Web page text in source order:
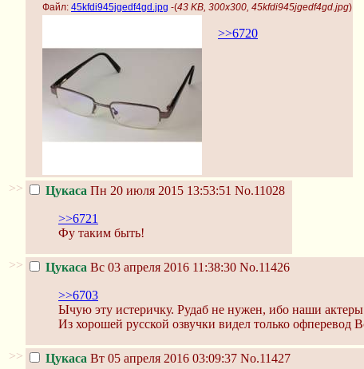
Файл: 45kfdi945jgedf4gd.jpg -(43 KB, 300x300, 45kfdi945jgedf4gd.jpg)
>>6720
>> Цукаса Пн 20 июля 2015 13:53:51 No.11028
>>6721
Фу таким быть!
>> Цукаса Вс 03 апреля 2016 11:38:30 No.11426
>>6703
Ычую эту истеричку. Рудаб не нужен, ибо наши
Из хорошей русской озвучки видел только офперевод
>> Цукаса Вт 05 апреля 2016 03:09:37 No.11427